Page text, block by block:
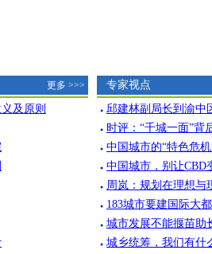
更多 >>> 专家视点
及原则 ● 邱建林副局长到渝中
● 时评：“千城一面”背
● 中国城市的“特色危机
● 中国城市，别让CBD
● 周岚：规划在理想与
● 183城市要建国际大
● 城市发展不能揠苗助
● 城乡统筹，我们有什